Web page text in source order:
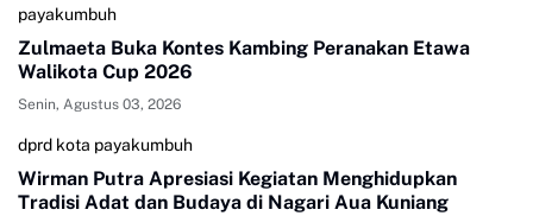
payakumbuh
Zulmaeta Buka Kontes Kambing Peranakan Etawa
Walikota Cup 2026
Senin, Agustus 03, 2026
dprd kota payakumbuh
Wirman Putra Apresiasi Kegiatan Menghidupkan
Tradisi Adat dan Budaya di Nagari Aua Kuniang